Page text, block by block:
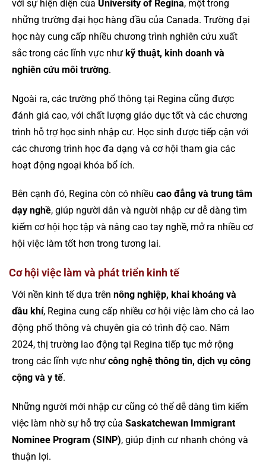
với sự hiện diện của University of Regina, một trong
những trường đại học hàng đầu của Canada. Trường đại
học này cung cấp nhiều chương trình nghiên cứu xuất
sắc trong các lĩnh vực như kỹ thuật, kinh doanh và
nghiên cứu môi trường.
Ngoài ra, các trường phổ thông tại Regina cũng được
đánh giá cao, với chất lượng giáo dục tốt và các chương
trình hỗ trợ học sinh nhập cư. Học sinh được tiếp cận với
các chương trình học đa dạng và cơ hội tham gia các
hoạt động ngoại khóa bổ ích.
Bên cạnh đó, Regina còn có nhiều cao đẳng và trung tâm
dạy nghề, giúp người dân và người nhập cư dễ dàng tìm
kiếm cơ hội học tập và nâng cao tay nghề, mở ra nhiều cơ
hội việc làm tốt hơn trong tương lai.
Cơ hội việc làm và phát triển kinh tế
Với nền kinh tế dựa trên nông nghiệp, khai khoáng và
dầu khí, Regina cung cấp nhiều cơ hội việc làm cho cả lao
động phổ thông và chuyên gia có trình độ cao. Năm
2024, thị trường lao động tại Regina tiếp tục mở rộng
trong các lĩnh vực như công nghệ thông tin, dịch vụ công
cộng và y tế.
Những người mới nhập cư cũng có thể dễ dàng tìm kiếm
việc làm nhờ sự hỗ trợ của Saskatchewan Immigrant
Nominee Program (SINP), giúp định cư nhanh chóng và
thuận lợi.